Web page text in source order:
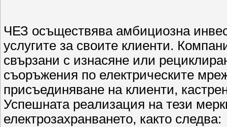
ЧЕЗ осъществява амбициозна
услугите за своите клиенти.
свързани с изнасяне или
съоръжения по електрическите
присъединяване на клиенти,
Успешната реализация на тези
електрозахранването, както следва: